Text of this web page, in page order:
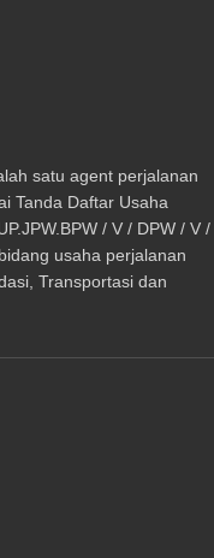
satu agent perjalanan
Tanda Daftar Usaha
/ V / DPW / V /
usaha perjalanan
Transportasi dan